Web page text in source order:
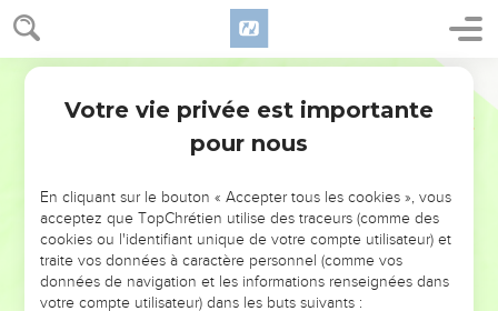
NE MANQUEZ PAS L’ÉVÉNEMENT
DE L’ANNÉE !
ET SI LEURS ERREURS POUVAIENT VOUS ÉVITER LES
VOTRES ?
Votre vie privée est importante
pour nous
En cliquant sur le bouton « Accepter tous les cookies », vous
acceptez que TopChrétien utilise des traceurs (comme des
cookies ou l'identifiant unique de votre compte utilisateur) et
traite vos données à caractère personnel (comme vos
données de navigation et les informations renseignées dans
votre compte utilisateur) dans les buts suivants :